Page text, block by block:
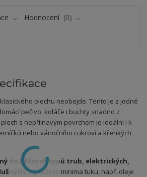
Hodnocení
0
plechu neobejde. Tento je z jedné
pečivo, koláče i buchty snadno z
s nepřilnavým povrchem je ideální i k
nebo vánočního cukroví a křehkých
do běžných typů trub, elektrických,
s použitím minima tuku, např. oleje